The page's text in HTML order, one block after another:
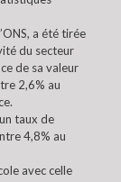
a été tirée
du secteur
de sa valeur
2,6% au
taux de
4,8% au
avec celle